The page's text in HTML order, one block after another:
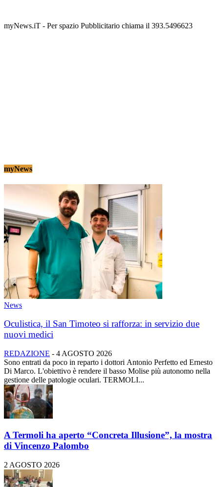
myNews.iT - Per spazio Pubblicitario chiama il 393.5496623
myNews
News
Oculistica, il San Timoteo si rafforza: in servizio due
nuovi medici
REDAZIONE - 4 AGOSTO 2026
Sono entrati da poco in reparto i dottori Antonio Perfetto ed Ernesto
Di Marco. L'obiettivo è rendere il basso Molise più autonomo nella
gestione delle patologie oculari. TERMOLI...
A Termoli ha aperto “Concreta Illusione”, la mostra
di Vincenzo Palombo
2 AGOSTO 2026